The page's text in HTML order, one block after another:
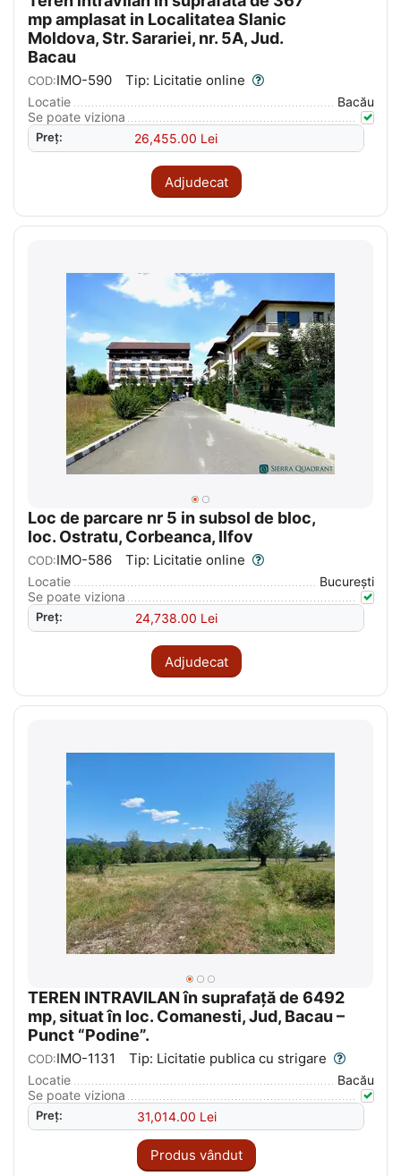
mp amplasat in Localitatea Slanic
Moldova, Str. Sarariei, nr. 5A, Jud.
Bacau
COD:IMO-590 Tip: Licitatie online
Locatie
Bacău
Se poate viziona
Preț: 26,455.00 Lei
Adjudecat
Loc de parcare nr 5 in subsol de bloc,
loc. Ostratu, Corbeanca, Ilfov
COD:IMO-586 Tip: Licitatie online
Locatie
București
Se poate viziona
Preț: 24,738.00 Lei
Adjudecat
TEREN INTRAVILAN în suprafață de 6492
mp, situat în loc. Comanesti, Jud, Bacau –
Punct “Podine”.
COD:IMO-1131 Tip: Licitatie publica cu strigare
Locatie
Bacău
Se poate viziona
Preț: 31,014.00 Lei
Produs vândut